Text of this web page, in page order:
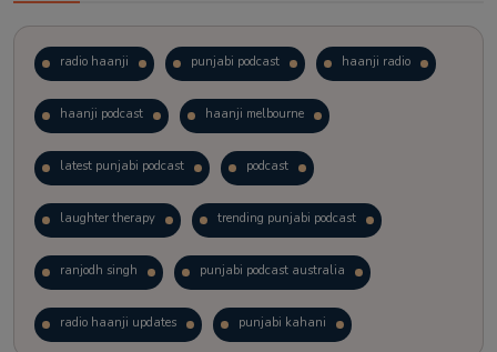
radio haanji punjabi podcast haanji radio
haanji podcast haanji melbourne
latest punjabi podcast podcast
laughter therapy trending punjabi podcast
ranjodh singh punjabi podcast australia
radio haanji updates punjabi kahani